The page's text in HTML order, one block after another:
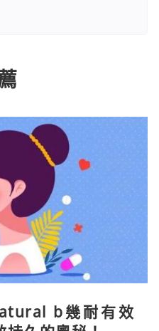
b幾耐有效